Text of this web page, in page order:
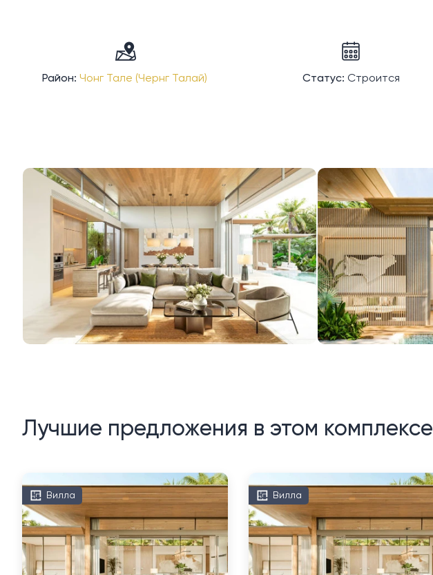
Район: Чонг Тале (Чернг Талай) Статус: Строится
Лучшие предложения в этом комплексе
Вилла Вилла